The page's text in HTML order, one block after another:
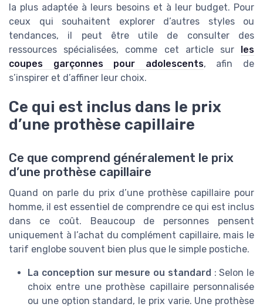
la plus adaptée à leurs besoins et à leur budget. Pour
ceux qui souhaitent explorer d’autres styles ou
tendances, il peut être utile de consulter des
ressources spécialisées, comme cet article sur
les
coupes garçonnes pour adolescents, afin de
s’inspirer et d’affiner leur choix.
Ce qui est inclus dans le prix
d’une prothèse capillaire
Ce que comprend généralement le prix
d’une prothèse capillaire
Quand on parle du prix d’une prothèse capillaire pour
homme, il est essentiel de comprendre ce qui est inclus
dans ce coût. Beaucoup de personnes pensent
uniquement à l’achat du complément capillaire, mais le
tarif englobe souvent bien plus que le simple postiche.
La conception sur mesure ou standard : Selon le
choix entre une prothèse capillaire personnalisée
ou une option standard, le prix varie. Une prothèse